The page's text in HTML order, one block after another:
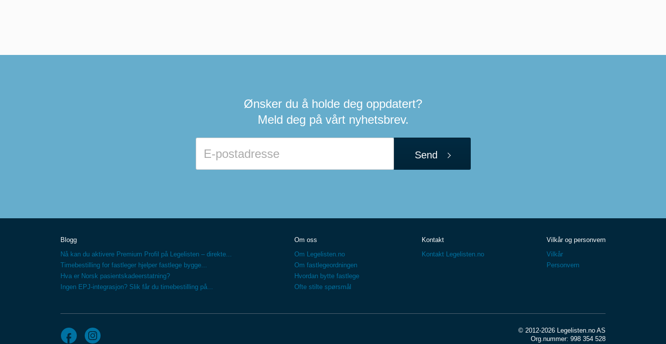
Ønsker du å holde deg oppdatert?
Meld deg på vårt nyhetsbrev.
Send
Blogg
Nå kan du aktivere Premium Profil på Legelisten – direkte...
Timebestilling for fastleger hjelper fastlege bygge...
Hva er Norsk pasientskadeerstatning?
Ingen EPJ-integrasjon? Slik får du timebestilling på...
Om oss
Om Legelisten.no
Om fastlegeordningen
Hvordan bytte fastlege
Ofte stilte spørsmål
Kontakt
Kontakt Legelisten.no
Vilkår og personvern
Vilkår
Personvern
© 2012-2026 Legelisten.no AS
Org.nummer: 998 354 528